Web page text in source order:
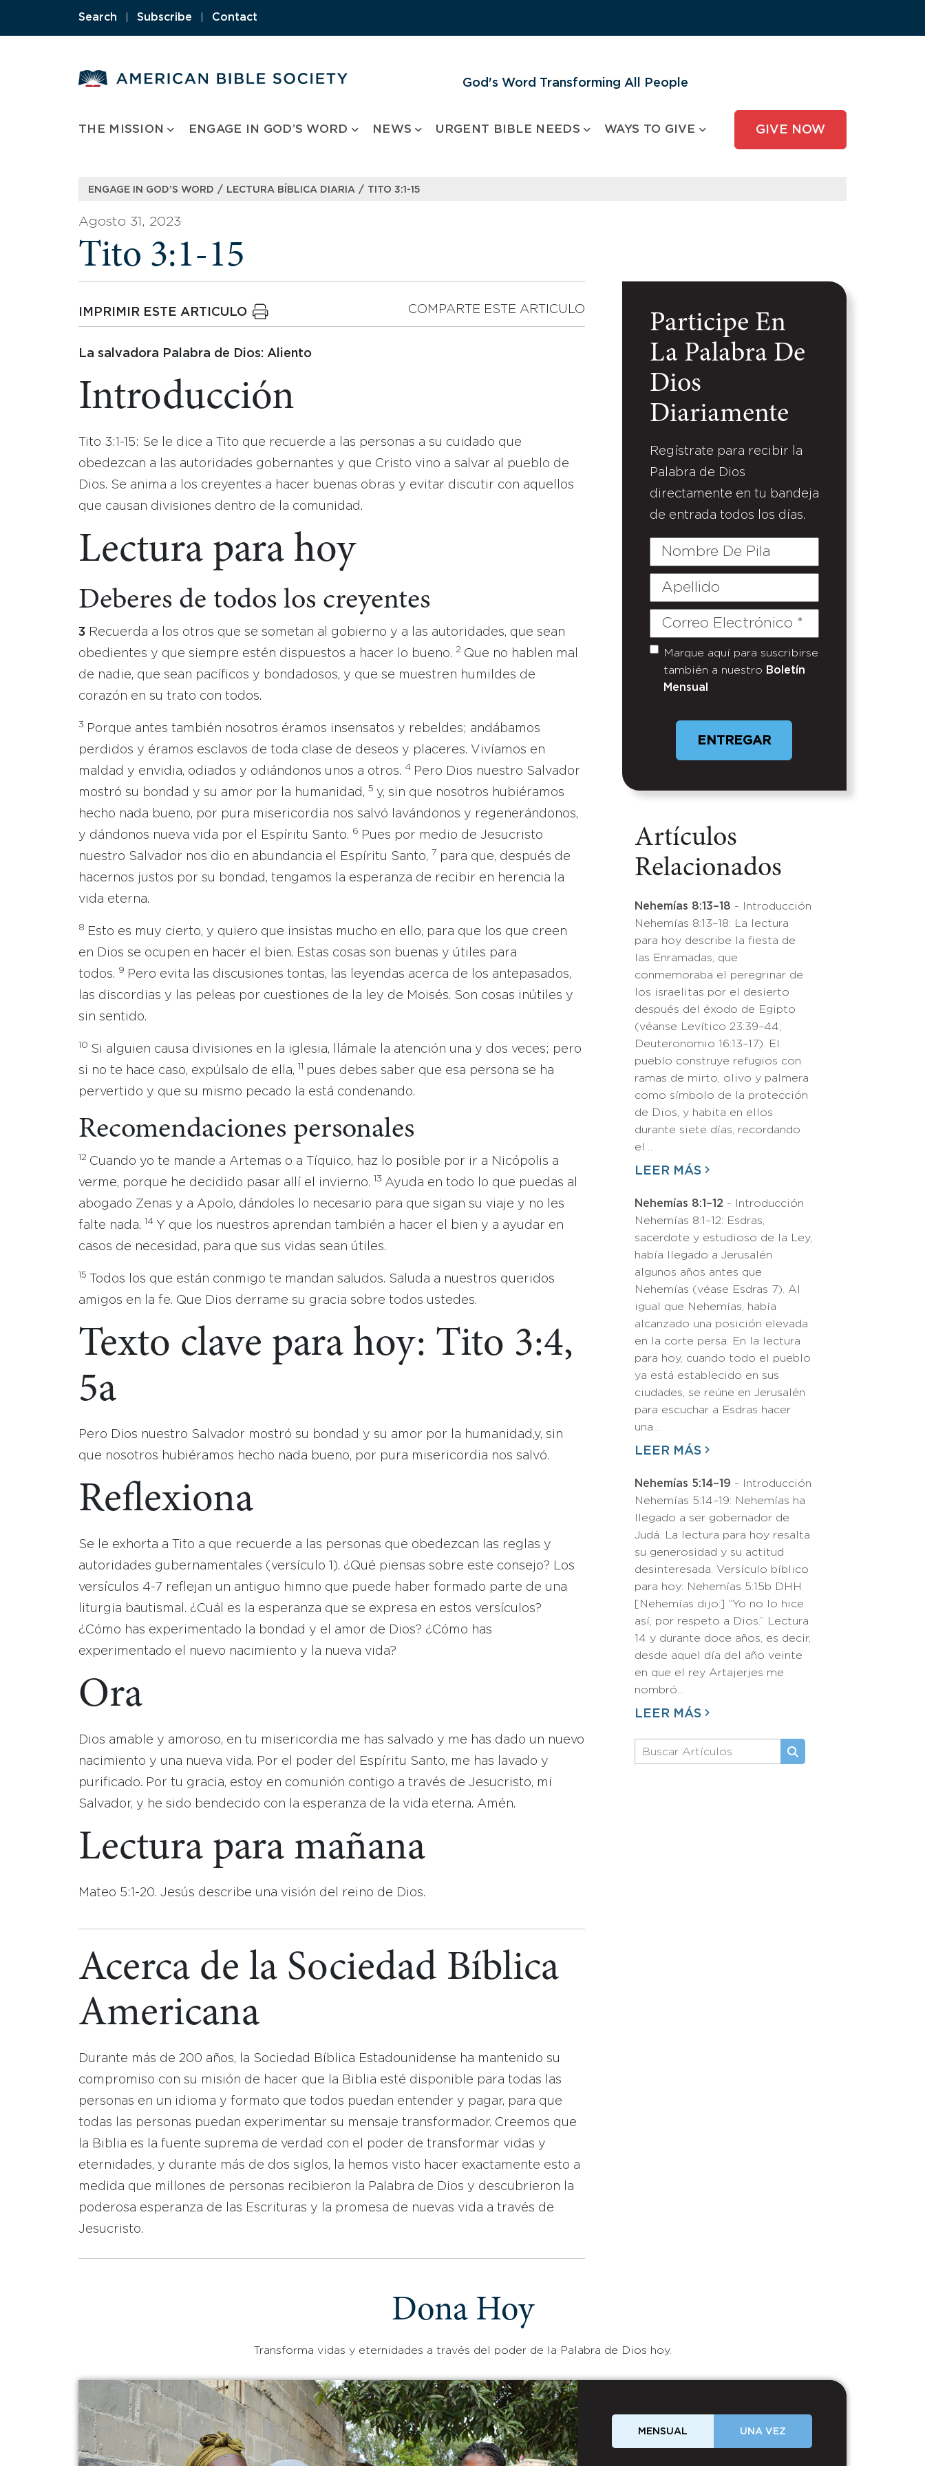
Search Subscribe Contact
God's Word Transforming All People
THE MISSION ENGAGE IN GOD’S WORD NEWS URGENT BIBLE NEEDS WAYS TO GIVE GIVE NOW
ENGAGE IN GOD’S WORD / LECTURA BÍBLICA DIARIA / TITO 3:1-15
Agosto 31, 2023
Tito 3:1-15
IMPRIMIR ESTE ARTICULO COMPARTE ESTE ARTICULO
La salvadora Palabra de Dios: Aliento
Introducción
Tito 3:1-15: Se le dice a Tito que recuerde a las personas a su cuidado que
obedezcan a las autoridades gobernantes y que Cristo vino a salvar al pueblo de
Dios. Se anima a los creyentes a hacer buenas obras y evitar discutir con aquellos
que causan divisiones dentro de la comunidad.
Lectura para hoy
Deberes de todos los creyentes
3 Recuerda a los otros que se sometan al gobierno y a las autoridades, que sean
obedientes y que siempre estén dispuestos a hacer lo bueno. 2 Que no hablen mal
de nadie, que sean pacíficos y bondadosos, y que se muestren humildes de
corazón en su trato con todos.
3
Porque antes también nosotros éramos insensatos y rebeldes; andábamos
perdidos y éramos esclavos de toda clase de deseos y placeres. Vivíamos en
maldad y envidia, odiados y odiándonos unos a otros. 4 Pero Dios nuestro Salvador
mostró su bondad y su amor por la humanidad, 5 y, sin que nosotros hubiéramos
hecho nada bueno, por pura misericordia nos salvó lavándonos y regenerándonos,
y dándonos nueva vida por el Espíritu Santo. 6
Pues por medio de Jesucristo
nuestro Salvador nos dio en abundancia el Espíritu Santo,
7 para que, después de
hacernos justos por su bondad, tengamos la esperanza de recibir en herencia la
vida eterna.
8
Esto es muy cierto, y quiero que insistas mucho en ello, para que los que creen
en Dios se ocupen en hacer el bien. Estas cosas son buenas y útiles para
todos. 9
Pero evita las discusiones tontas, las leyendas acerca de los antepasados,
las discordias y las peleas por cuestiones de la ley de Moisés. Son cosas inútiles y
sin sentido.
10 Si alguien causa divisiones en la iglesia, llámale la atención una y dos veces; pero
si no te hace caso, expúlsalo de ella, 11
pues debes saber que esa persona se ha
pervertido y que su mismo pecado la está condenando.
Recomendaciones personales
12 Cuando yo te mande a Artemas o a Tíquico, haz lo posible por ir a Nicópolis a
verme, porque he decidido pasar allí el invierno. 13 Ayuda en todo lo que puedas al
abogado Zenas y a Apolo, dándoles lo necesario para que sigan su viaje y no les
falte nada. 14 Y que los nuestros aprendan también a hacer el bien y a ayudar en
casos de necesidad, para que sus vidas sean útiles.
15
Todos los que están conmigo te mandan saludos. Saluda a nuestros queridos
amigos en la fe. Que Dios derrame su gracia sobre todos ustedes.
Texto clave para hoy: Tito 3:4,
5a
Pero Dios nuestro Salvador mostró su bondad y su amor por la humanidad,y, sin
que nosotros hubiéramos hecho nada bueno, por pura misericordia nos salvó.
Reflexiona
Se le exhorta a Tito a que recuerde a las personas que obedezcan las reglas y
autoridades gubernamentales (versículo 1). ¿Qué piensas sobre este consejo? Los
versículos 4-7 reflejan un antiguo himno que puede haber formado parte de una
liturgia bautismal. ¿Cuál es la esperanza que se expresa en estos versículos?
¿Cómo has experimentado la bondad y el amor de Dios? ¿Cómo has
experimentado el nuevo nacimiento y la nueva vida?
Ora
Dios amable y amoroso, en tu misericordia me has salvado y me has dado un nuevo
nacimiento y una nueva vida. Por el poder del Espíritu Santo, me has lavado y
purificado. Por tu gracia, estoy en comunión contigo a través de Jesucristo, mi
Salvador, y he sido bendecido con la esperanza de la vida eterna. Amén.
Lectura para mañana
Mateo 5:1-20. Jesús describe una visión del reino de Dios.
Acerca de la Sociedad Bíblica
Americana
Durante más de 200 años, la Sociedad Bíblica Estadounidense ha mantenido su
compromiso con su misión de hacer que la Biblia esté disponible para todas las
personas en un idioma y formato que todos puedan entender y pagar, para que
todas las personas puedan experimentar su mensaje transformador. Creemos que
la Biblia es la fuente suprema de verdad con el poder de transformar vidas y
eternidades, y durante más de dos siglos, la hemos visto hacer exactamente esto a
medida que millones de personas recibieron la Palabra de Dios y descubrieron la
poderosa esperanza de las Escrituras y la promesa de nuevas vida a través de
Jesucristo.
Participe En
La Palabra De
Dios
Diariamente
Regístrate para recibir la
Palabra de Dios
directamente en tu bandeja
de entrada todos los días.
Nombre
Pila
Apellido
Correo
Untitled
Marque aquí para suscribirse
también a nuestro Boletín
Mensual
Artículos
Relacionados
Nehemías 8:13–18 - Introducción
Nehemías 8:13–18: La lectura
para hoy describe la fiesta de
las Enramadas, que
conmemoraba el peregrinar de
los israelitas por el desierto
después del éxodo de Egipto
(véanse Levítico 23:39–44;
Deuteronomio 16:13–17). El
pueblo construye refugios con
ramas de mirto, olivo y palmera
como símbolo de la protección
de Dios, y habita en ellos
durante siete días, recordando
el…
LEER MÁS
Nehemías 8:1–12 - Introducción
Nehemías 8:1–12: Esdras,
sacerdote y estudioso de la Ley,
había llegado a Jerusalén
algunos años antes que
Nehemías (véase Esdras 7). Al
igual que Nehemías, había
alcanzado una posición elevada
en la corte persa. En la lectura
para hoy, cuando todo el pueblo
ya está establecido en sus
ciudades, se reúne en Jerusalén
para escuchar a Esdras hacer
una…
LEER MÁS
Nehemías 5:14–19 - Introducción
Nehemías 5:14–19: Nehemías ha
llegado a ser gobernador de
Judá. La lectura para hoy resalta
su generosidad y su actitud
desinteresada. Versículo bíblico
para hoy: Nehemías 5:15b DHH
[Nehemías dijo:] “Yo no lo hice
así, por respeto a Dios.” Lectura
14 y durante doce años, es decir,
desde aquel día del año veinte
en que el rey Artajerjes me
nombró…
LEER MÁS
Dona Hoy
Transforma vidas y eternidades a través del poder de la Palabra de Dios hoy.
MENSUAL UNA VEZ